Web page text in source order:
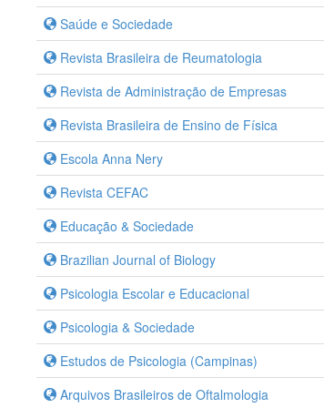
Saúde e Sociedade
Revista Brasileira de Reumatologia
Revista de Administração de Empresas
Revista Brasileira de Ensino de Física
Escola Anna Nery
Revista CEFAC
Educação & Sociedade
Brazilian Journal of Biology
Psicologia Escolar e Educacional
Psicologia & Sociedade
Estudos de Psicologia (Campinas)
Arquivos Brasileiros de Oftalmologia